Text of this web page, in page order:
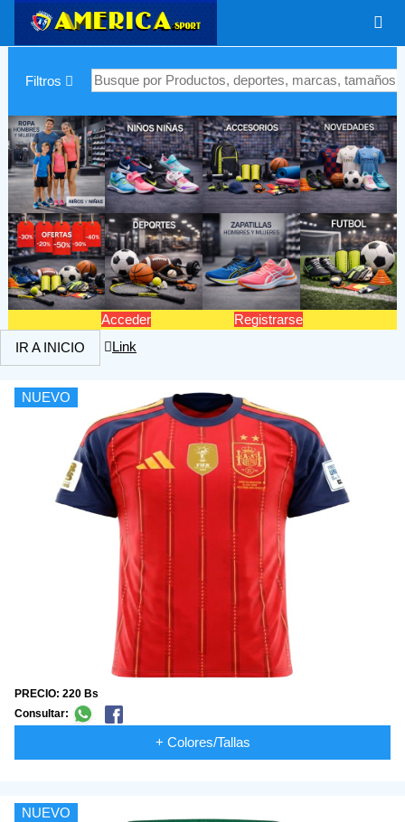
Filtros
Acceder
Registrarse
IR A INICIO
Link
NUEVO
PRECIO: 220 Bs
Consultar:
+ Colores/Tallas
NUEVO